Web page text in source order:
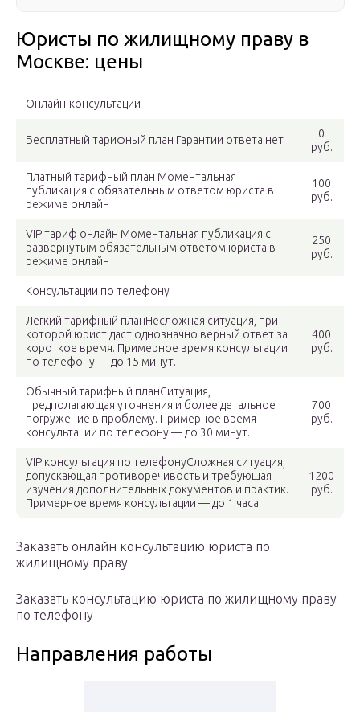
Юристы по жилищному праву в
Москве: цены
Онлайн-консультации
Бесплатный тарифный план Гарантии ответа нет
0
руб.
Платный тарифный план Моментальная
публикация с обязательным ответом юриста в
режиме онлайн
100
руб.
VIP тариф онлайн Моментальная публикация с
развернутым обязательным ответом юриста в
режиме онлайн
250
руб.
Консультации по телефону
Легкий тарифный планНесложная ситуация, при
которой юрист даст однозначно верный ответ за
короткое время. Примерное время консультации
по телефону — до 15 минут.
400
руб.
Обычный тарифный планСитуация,
предполагающая уточнения и более детальное
погружение в проблему. Примерное время
консультации по телефону — до 30 минут.
700
руб.
VIP консультация по телефонуСложная ситуация,
допускающая противоречивость и требующая
изучения дополнительных документов и практик.
Примерное время консультации — до 1 часа
1200
руб.
Заказать онлайн консультацию юриста по
жилищному праву
Заказать консультацию юриста по жилищному праву
по телефону
Направления работы